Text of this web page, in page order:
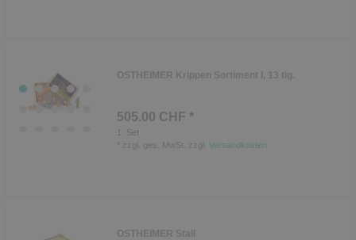
OSTHEIMER Krippen Sortiment I, 13 tlg.
505.00 CHF *
1
Set
zzgl. ges. MwSt. zzgl. Versandkosten
OSTHEIMER Stall